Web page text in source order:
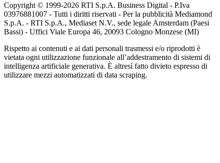
Copyright © 1999-2026 RTI S.p.A. Business Digital - P.Iva
03976881007 - Tutti i diritti riservati - Per la pubblicità Mediamond
S.p.A. - RTI S.p.A., Mediaset N.V., sede legale Amsterdam (Paesi
Bassi) - Uffici Viale Europa 46, 20093 Cologno Monzese (MI)
Rispetto ai contenuti e ai dati personali trasmessi e/o riprodotti è
vietata ogni utilizzazione funzionale all’addestramento di sistemi di
intelligenza artificiale generativa. È altresì fatto divieto espresso di
utilizzare mezzi automatizzati di data scraping.